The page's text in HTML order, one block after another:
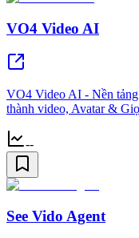
VO4 Video AI
VO4 Video AI - Nền
thành video, Avatar &
--
See Vido Agent